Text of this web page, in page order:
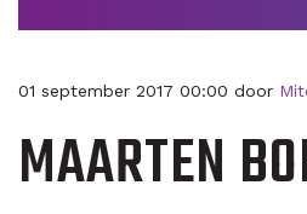
01 september 2017 00:00 door
MAARTEN